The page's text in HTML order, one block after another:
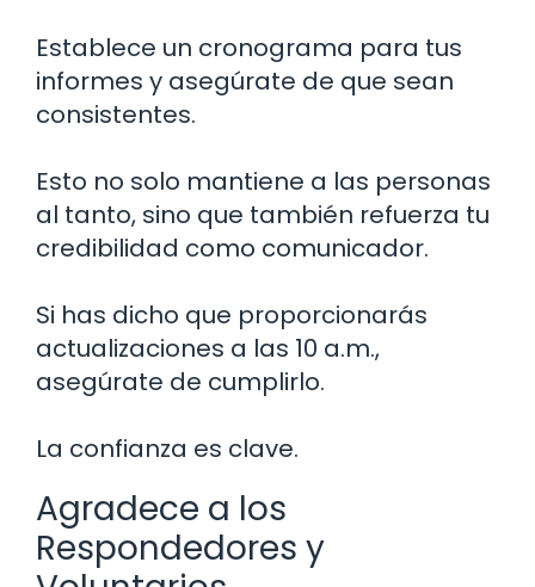
Establece un cronograma para tus
informes y asegúrate de que sean
consistentes.
Esto no solo mantiene a las personas
al tanto, sino que también refuerza tu
credibilidad como comunicador.
Si has dicho que proporcionarás
actualizaciones a las 10 a.m.,
asegúrate de cumplirlo.
La confianza es clave.
Agradece a los
Respondedores y